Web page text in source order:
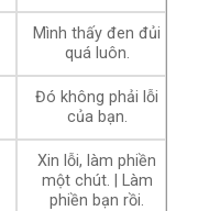
Mình thấy đen đủi
quá luôn.
Đó không phải lỗi
của bạn.
Xin lỗi, làm phiền
một chút. | Làm
phiền bạn rồi.